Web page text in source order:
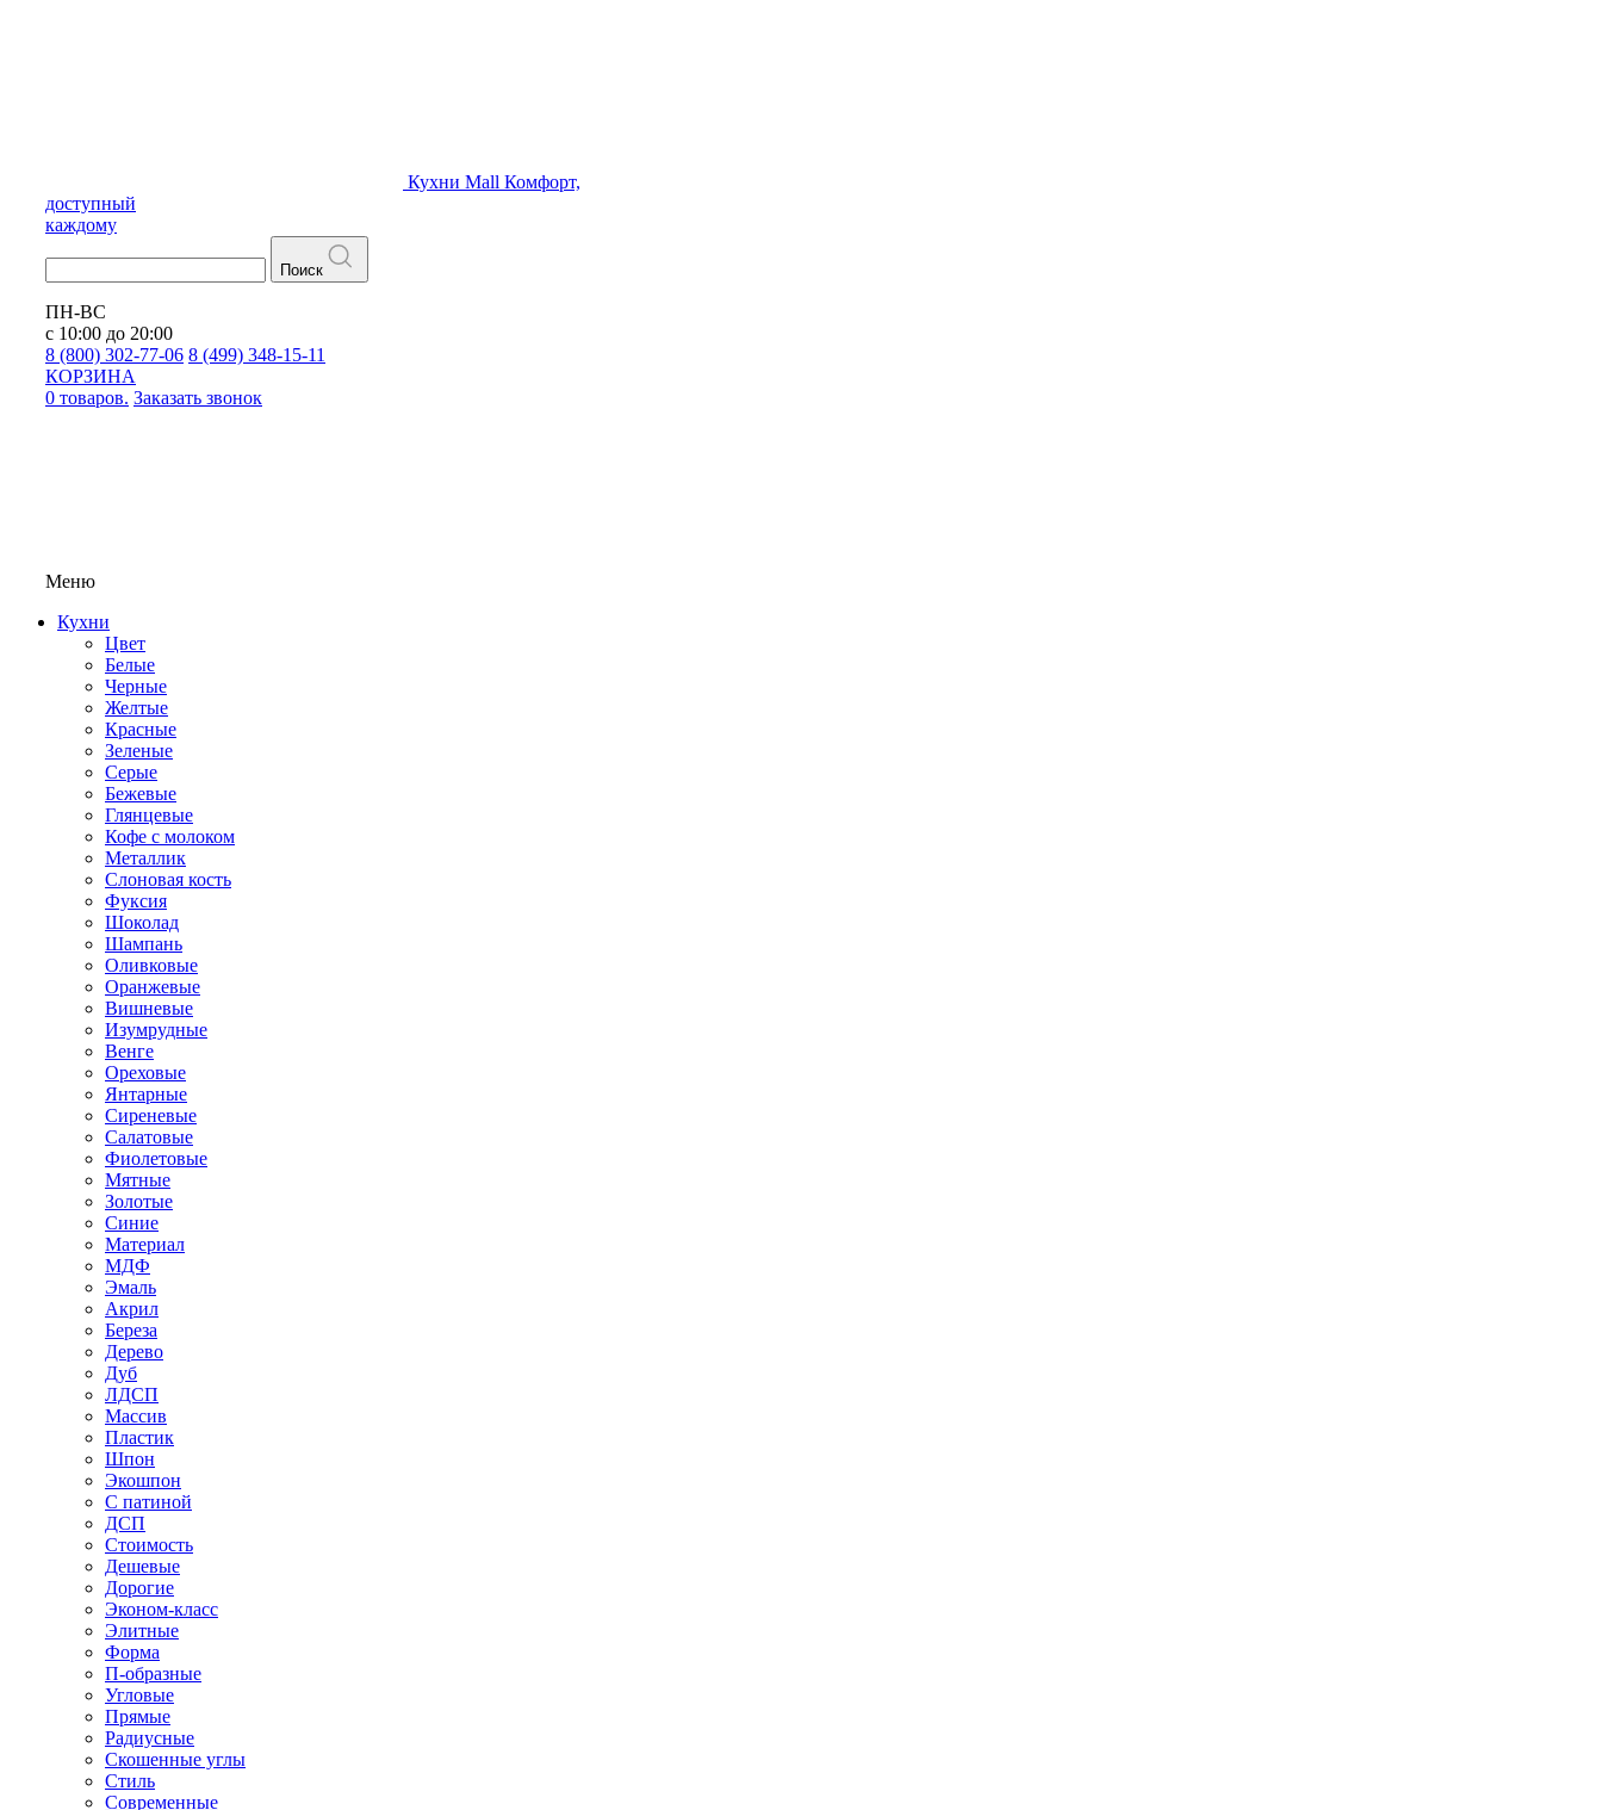
Кухни Mall Комфорт,
доступный
каждому
Поиск
ПН-ВС
с 10:00 до 20:00
8 (800) 302-77-06 8 (499) 348-15-11
КОРЗИНА
0 товаров. Заказать звонок
Меню
Кухни
Цвет
Белые
Черные
Желтые
Красные
Зеленые
Серые
Бежевые
Глянцевые
Кофе с молоком
Металлик
Слоновая кость
Фуксия
Шоколад
Шампань
Оливковые
Оранжевые
Вишневые
Изумрудные
Венге
Ореховые
Янтарные
Сиреневые
Салатовые
Фиолетовые
Мятные
Золотые
Синие
Материал
МДФ
Эмаль
Акрил
Береза
Дерево
Дуб
ЛДСП
Массив
Пластик
Шпон
Экошпон
С патиной
ДСП
Стоимость
Дешевые
Дорогие
Эконом-класс
Элитные
Форма
П-образные
Угловые
Прямые
Радиусные
Скошенные углы
Стиль
Современные